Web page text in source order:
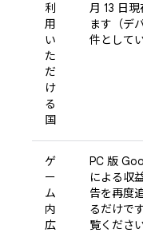
利
用
い
た
だ
け
る
国
月 13 日現
ます（デ
件として
ゲ
ー
ム
内
広
PC 版
による収
告を再度
るだけで
覧ください